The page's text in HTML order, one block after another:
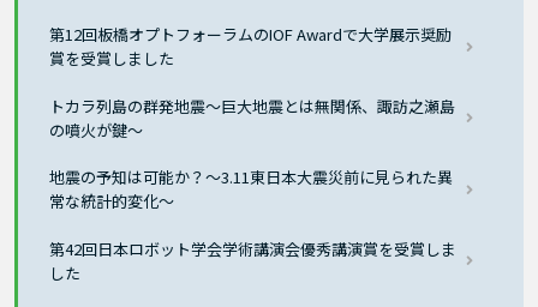
第12回板橋オプトフォーラムのIOF Awardで大学展示奨励
賞を受賞しました
トカラ列島の群発地震～巨大地震とは無関係、諏訪之瀬島
の噴火が鍵～
地震の予知は可能か？～3.11東日本大震災前に見られた異
常な統計的変化～
第42回日本ロボット学会学術講演会優秀講演賞を受賞しま
した